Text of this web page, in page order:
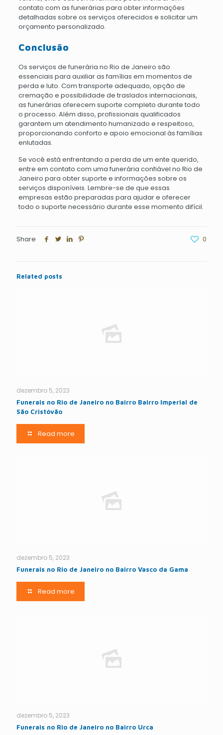
contato com as funerárias para obter informações
detalhadas sobre os serviços oferecidos e solicitar um
orçamento personalizado.
Conclusão
Os serviços de funerária no Rio de Janeiro são
essenciais para auxiliar as famílias em momentos de
perda e luto. Com transporte adequado, opção de
cremação e possibilidade de traslados internacionais,
as funerárias oferecem suporte completo durante todo
o processo. Além disso, profissionais qualificados
garantem um atendimento humanizado e respeitoso,
proporcionando conforto e apoio emocional às famílias
enlutadas.
Se você está enfrentando a perda de um ente querido,
entre em contato com uma funerária confiável no Rio de
Janeiro para obter suporte e informações sobre os
serviços disponíveis. Lembre-se de que essas
empresas estão preparadas para ajudar e oferecer
todo o suporte necessário durante esse momento difícil.
Share 0
Related posts
dezembro 5, 2023
Funerais no Rio de Janeiro no Bairro Bairro Imperial de
São Cristóvão
Read more
dezembro 5, 2023
Funerais no Rio de Janeiro no Bairro Vasco da Gama
Read more
dezembro 5, 2023
Funerais no Rio de Janeiro no Bairro Urca